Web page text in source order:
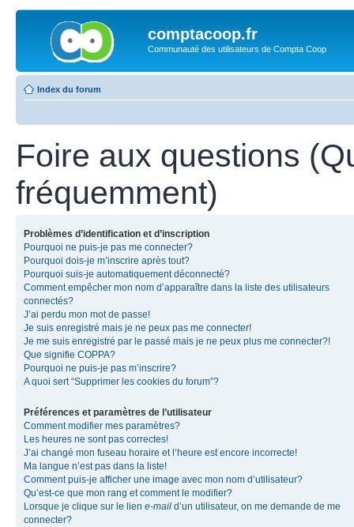
comptacoop.fr
Communauté des utilisateurs de Compta Coop
Index du forum
Foire aux questions
fréquemment)
Problèmes d’identification et d’inscription
Pourquoi ne puis-je pas me connecter?
Pourquoi dois-je m’inscrire après tout?
Pourquoi suis-je automatiquement déconnecté?
Comment empêcher mon nom d’apparaître dans la liste des utilisateurs
connectés?
J’ai perdu mon mot de passe!
Je suis enregistré mais je ne peux pas me connecter!
Je me suis enregistré par le passé mais je ne peux plus me connecter?!
Que signifie COPPA?
Pourquoi ne puis-je pas m’inscrire?
A quoi sert “Supprimer les cookies du forum”?
Préférences et paramètres de l’utilisateur
Comment modifier mes paramètres?
Les heures ne sont pas correctes!
J’ai changé mon fuseau horaire et l’heure est encore incorrecte!
Ma langue n’est pas dans la liste!
Comment puis-je afficher une image avec mon nom d’utilisateur?
Qu’est-ce que mon rang et comment le modifier?
Lorsque je clique sur le lien e-mail d’un utilisateur, on me demande de me
connecter?